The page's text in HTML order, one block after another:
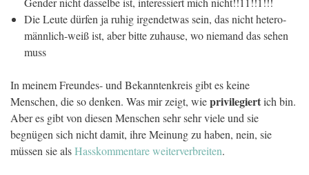
Die Leute dürfen ja ruhig irgendetwas sein, das nicht hetero-
männlich-weiß ist, aber bitte zuhause, wo niemand das sehen
muss
In meinem Freundes- und Bekanntenkreis gibt es keine
Menschen, die so denken. Was mir zeigt, wieprivilegiertich bin.
Aber es gibt von diesen Menschen sehr sehr viele und sie
begnügen sich nicht damit, ihre Meinung zu haben, nein, sie
müssen sie alsHasskommentare weiterverbreiten.